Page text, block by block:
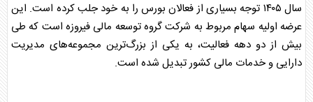
سال ۱۴۰۵ توجه بسیاری از فعالان
بورس را به خود جلب کرده است. این
عرضه اولیه سهاممربوط به شرکتگروه توسعه مالی فیروزه است که طی
بیش از دو دهه فعالیت، به یکی از بزرگ‌ترین مجموعه‌های مدیریت
دارایی و خدمات مالی کشور تبدیل شده است.